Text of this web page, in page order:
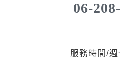
06-
服務時間/週